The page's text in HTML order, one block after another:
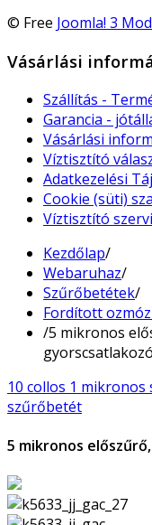
© Free Joomla! 3
Vásárlási
Szállítás -
Garancia -
Vásárlási
Víztisztító
Adatkezelési
Cookie (süti)
Víztisztító
Kezdőlap/
Webaruhaz/
Szűrőbetétek/
Fordított
/5 mikronos
10 collos 1
szűrőbetét
5 mikronos